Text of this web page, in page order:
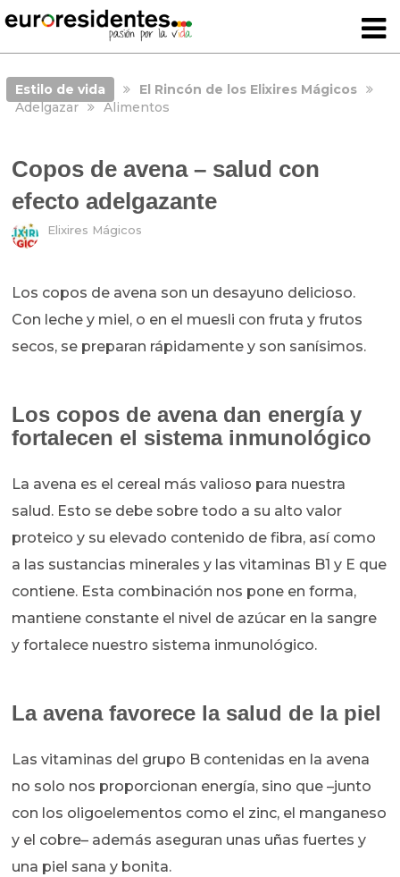
Estilo de vida
El Rincón de los Elixires Mágicos
Adelgazar
Alimentos
Copos de avena – salud con
efecto adelgazante
Elixires Mágicos
Los copos de avena son un desayuno delicioso.
Con leche y miel, o en el muesli con fruta y frutos
secos, se preparan rápidamente y son sanísimos.
Los copos de avena dan energía y
fortalecen el sistema inmunológico
La avena es el cereal más valioso para nuestra
salud. Esto se debe sobre todo a su alto valor
proteico y su elevado contenido de fibra, así como
a las sustancias minerales y las vitaminas B1 y E que
contiene. Esta combinación nos pone en forma,
mantiene constante el nivel de azúcar en la sangre
y fortalece nuestro sistema inmunológico.
La avena favorece la salud de la piel
Las vitaminas del grupo B contenidas en la avena
no solo nos proporcionan energía, sino que –junto
con los oligoelementos como el zinc, el manganeso
y el cobre– además aseguran unas uñas fuertes y
una piel sana y bonita.